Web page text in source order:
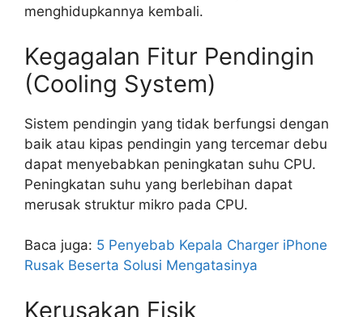
menghidupkannya kembali.
Kegagalan Fitur Pendingin
(Cooling System)
Sistem pendingin yang tidak berfungsi dengan
baik atau kipas pendingin yang tercemar debu
dapat menyebabkan peningkatan suhu CPU.
Peningkatan suhu yang berlebihan dapat
merusak struktur mikro pada CPU.
Baca juga: 5 Penyebab Kepala Charger iPhone
Rusak Beserta Solusi Mengatasinya
Kerusakan Fisik